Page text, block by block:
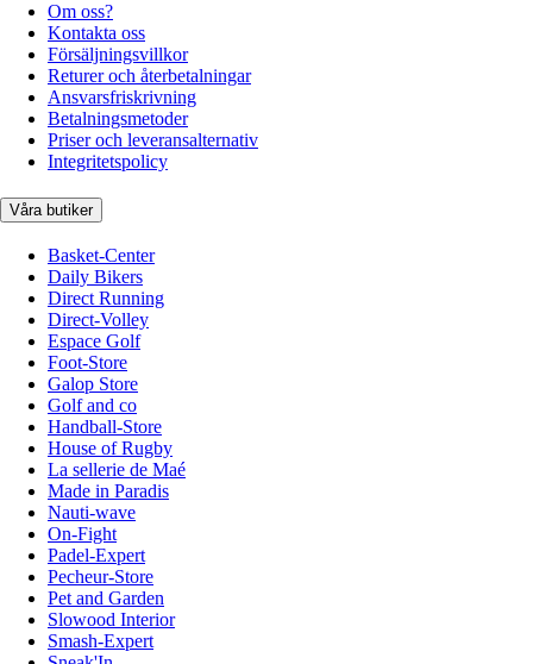
Om oss?
Kontakta oss
Försäljningsvillkor
Returer och återbetalningar
Ansvarsfriskrivning
Betalningsmetoder
Priser och leveransalternativ
Integritetspolicy
Våra butiker
Basket-Center
Daily Bikers
Direct Running
Direct-Volley
Espace Golf
Foot-Store
Galop Store
Golf and co
Handball-Store
House of Rugby
La sellerie de Maé
Made in Paradis
Nauti-wave
On-Fight
Padel-Expert
Pecheur-Store
Pet and Garden
Slowood Interior
Smash-Expert